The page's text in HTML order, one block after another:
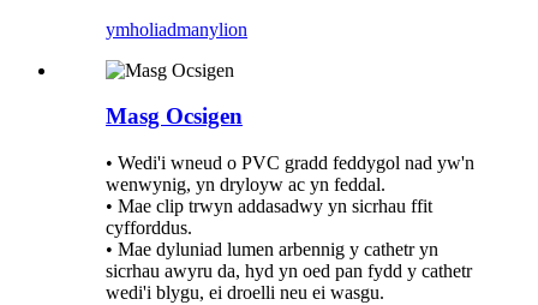
ymholiadmanylion
Masg Ocsigen
• Wedi'i wneud o PVC gradd feddygol nad yw'n
wenwynig, yn dryloyw ac yn feddal.
• Mae clip trwyn addasadwy yn sicrhau ffit
cyfforddus.
• Mae dyluniad lumen arbennig y cathetr yn
sicrhau awyru da, hyd yn oed pan fydd y cathetr
wedi'i blygu, ei droelli neu ei wasgu.